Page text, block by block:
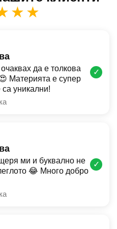
да е толкова
Материята е супер
са уникални!
✓
ми и буквално не
😂 Много добро
✓